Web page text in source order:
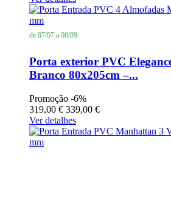
de 07/07 a 08/09
Porta exterior PVC
Branco 80x205cm –...
Promoção -6%
319,00 € 339,00 €
Ver detalhes